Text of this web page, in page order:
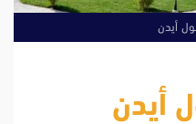
أيدن
أيدن